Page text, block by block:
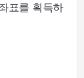
표를 획득하